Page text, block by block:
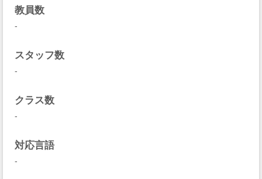
教員数
-
スタッフ数
-
クラス数
-
対応言語
-